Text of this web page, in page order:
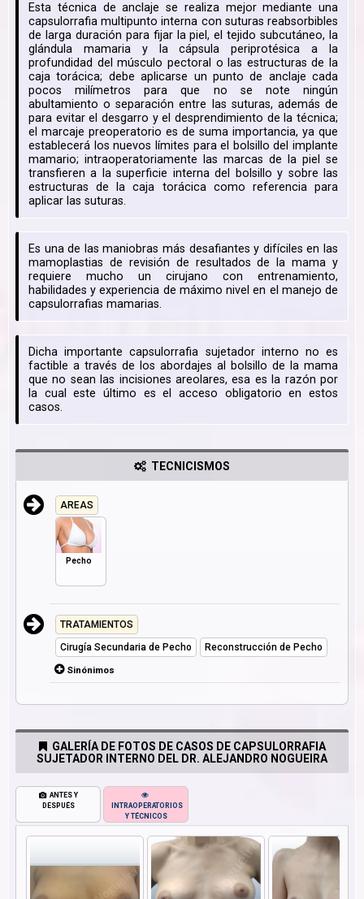
Esta técnica de anclaje se realiza mejor mediante una
capsulorrafia multipunto interna con suturas reabsorbibles
de larga duración para fijar la piel, el tejido subcutáneo, la
glándula mamaria y la cápsula periprotésica a la
profundidad del músculo pectoral o las estructuras de la
caja torácica; debe aplicarse un punto de anclaje cada
pocos milímetros para que no se note ningún
abultamiento o separación entre las suturas, además de
para evitar el desgarro y el desprendimiento de la técnica;
el marcaje preoperatorio es de suma importancia, ya que
establecerá los nuevos límites para el bolsillo del implante
mamario; intraoperatoriamente las marcas de la piel se
transfieren a la superficie interna del bolsillo y sobre las
estructuras de la caja torácica como referencia para
aplicar las suturas.
Es una de las maniobras más desafiantes y difíciles en las
mamoplastias de revisión de resultados de la mama y
requiere mucho un cirujano con entrenamiento,
habilidades y experiencia de máximo nivel en el manejo de
capsulorrafias mamarias.
Dicha importante capsulorrafia sujetador interno no es
factible a través de los abordajes al bolsillo de la mama
que no sean las incisiones areolares, esa es la razón por
la cual este último es el acceso obligatorio en estos
casos.
TECNICISMOS
AREAS
Pecho
TRATAMIENTOS
Cirugía Secundaria de Pecho
Reconstrucción de Pecho
Sinónimos
GALERÍA DE FOTOS DE CASOS DE CAPSULORRAFIA
SUJETADOR INTERNO DEL DR. ALEJANDRO NOGUEIRA
ANTES Y
DESPUÉS
INTRAOPERATORIOS
Y TÉCNICOS